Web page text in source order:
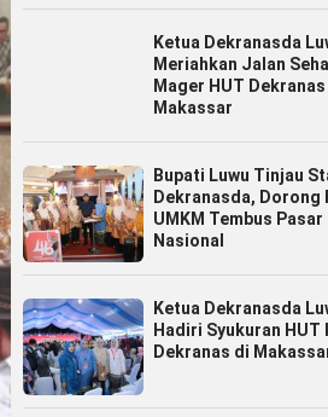
Ketua Dekranasda
Meriahkan Jalan
Mager HUT
Makassar
Bupati Luwu Tinjau
Dekranasda, Dorong
UMKM Tembus Pasar
Nasional
Ketua Dekranasda
Hadiri Syukuran HUT
Dekranas di